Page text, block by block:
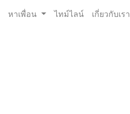
หาเพื่อน ไทม์ไลน์ เกี่ยวกับเรา